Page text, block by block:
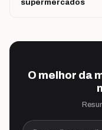
supermercados
O melhor da
Seu melhor e-mail